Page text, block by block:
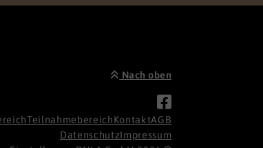
Nach oben
TeilnahmebereichKontaktAGB
DatenschutzImpressum